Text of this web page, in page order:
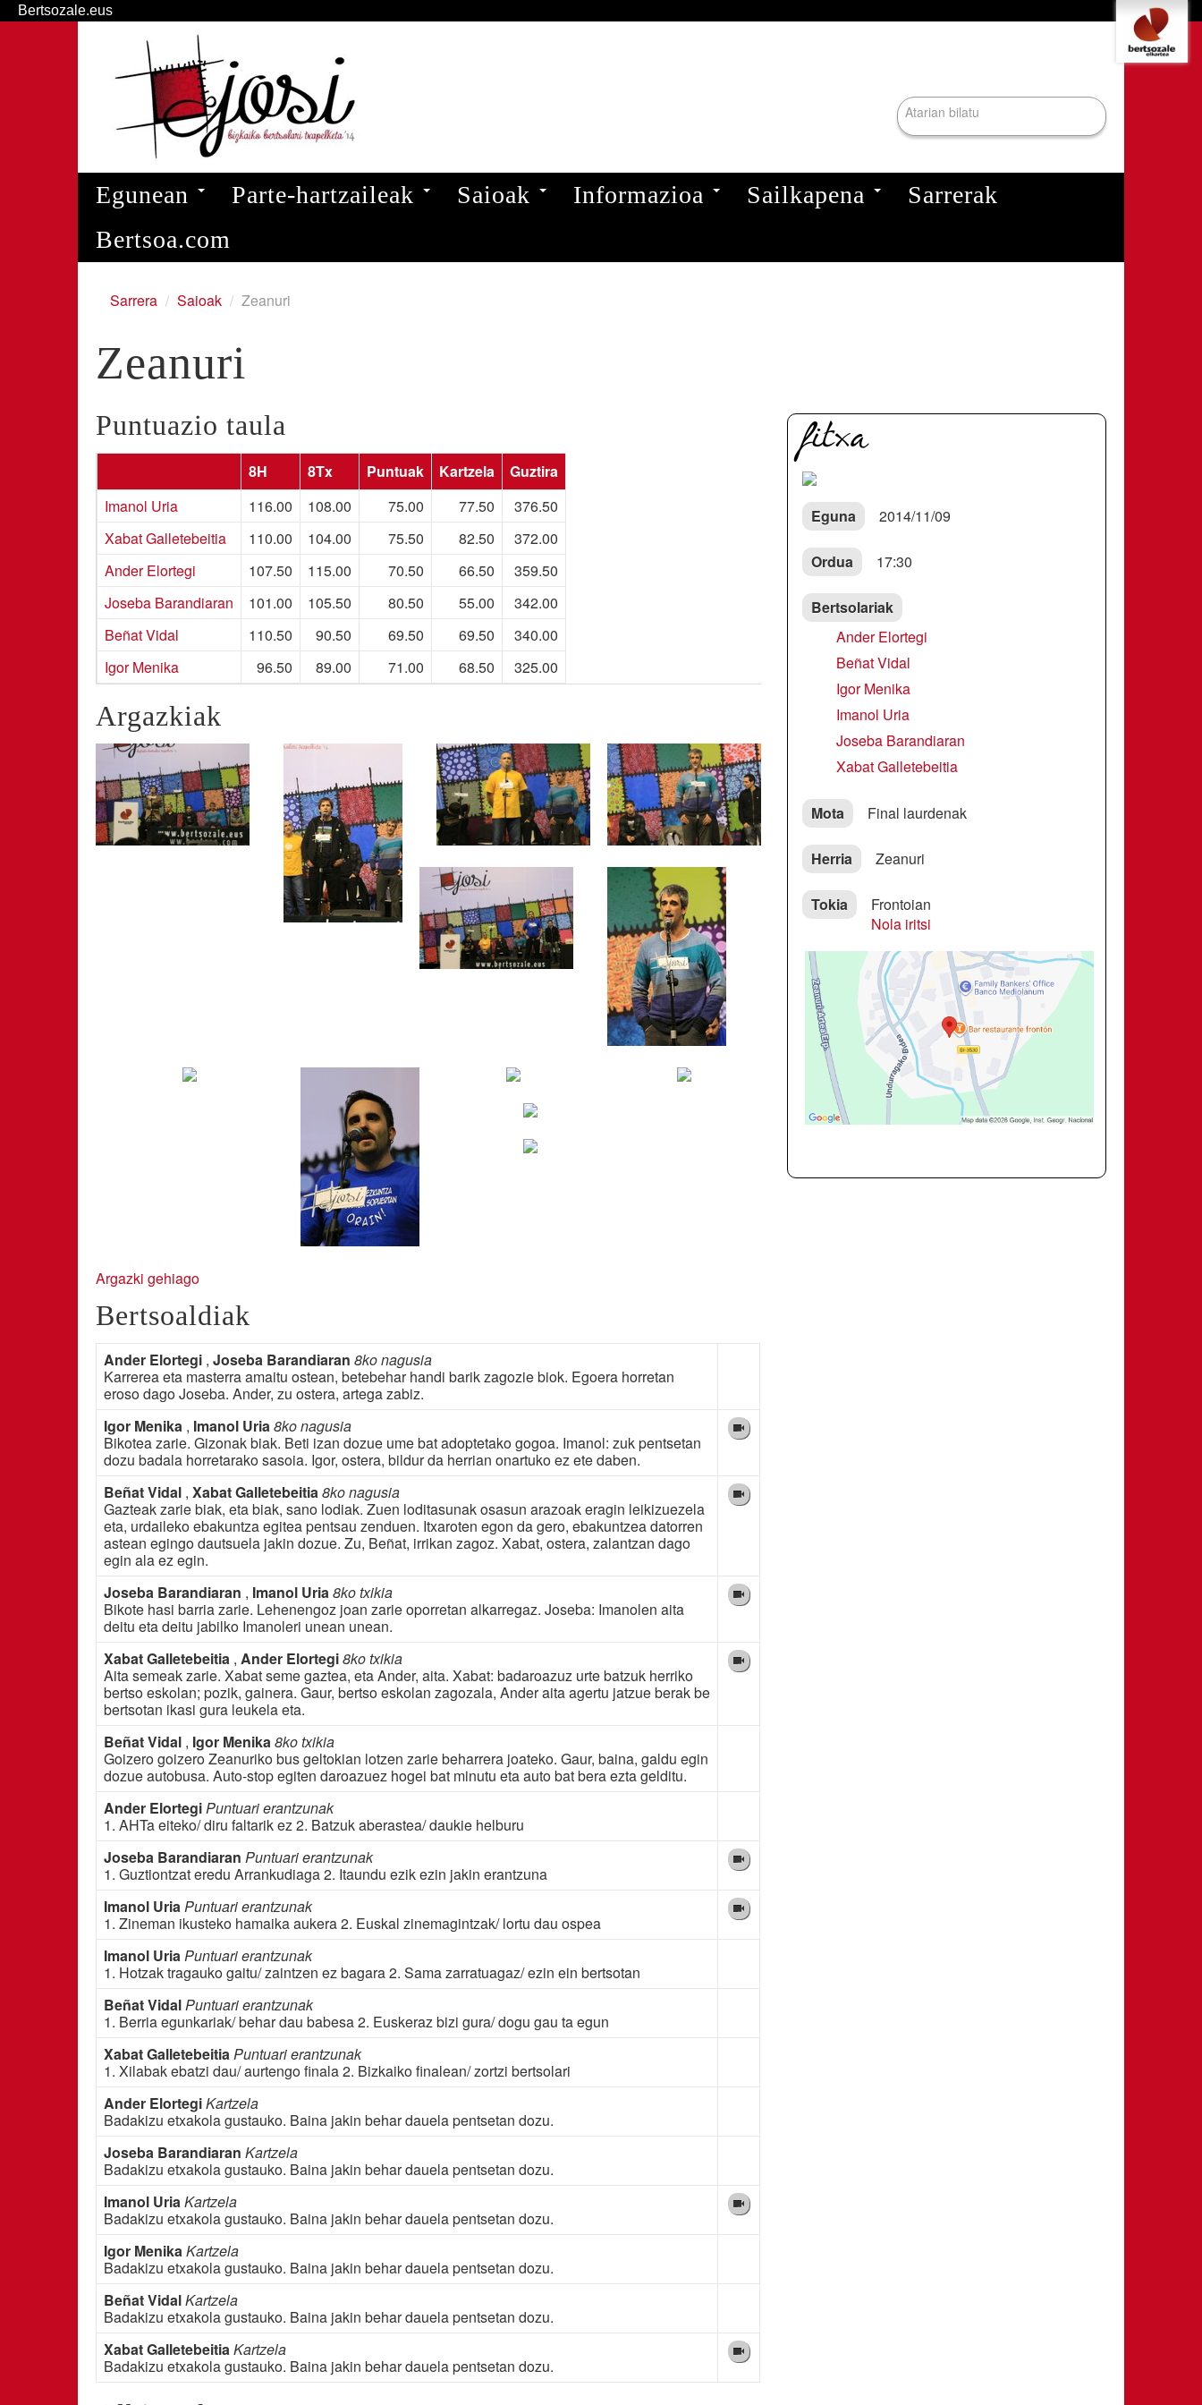
Bertsozale.eus
egin
nabigazioara
Tresna
pertsonalak
Bilatu atarian
aurreratua…
Egunean Parte-hartzaileak Saioak Informazioa Sailkapena
Sarrerak
Bertsoa.com
Sarrera / Saioak / Zeanuri
Zeanuri
Puntuazio taula
8H 8Tx Puntuak Kartzela
Guztira
Imanol Uria
116.00 108.00 75.00 77.50
376.50
Xabat Galletebeitia
110.00 104.00 75.50 82.50
372.00
Ander Elortegi
107.50 115.00 70.50 66.50
359.50
Joseba Barandiaran
101.00 105.50 80.50 55.00
342.00
Beñat Vidal
110.50 90.50 69.50 69.50
340.00
Igor Menika
96.50 89.00 71.00 68.50 325.00
Argazkiak
Argazki gehiago
Bertsoaldiak
Ander Elortegi , Joseba Barandiaran 8ko nagusia
Karrerea eta masterra amaitu ostean, betebehar handi barik zagozie biok. Egoera horretan
eroso dago Joseba. Ander, zu ostera, artega zabiz.
Igor Menika , Imanol Uria8ko nagusia
Bikotea zarie. Gizonak biak. Beti izan dozue ume bat adoptetako gogoa. Imanol: zuk pentsetan
dozu badala horretarako sasoia. Igor, ostera, bildur da herrian onartuko ez ete daben.
Beñat Vidal , Xabat Galletebeitia8ko nagusia
Gazteak zarie biak, eta biak, sano lodiak. Zuen loditasunak osasun arazoak eragin leikizuezela
eta, urdaileko ebakuntza egitea pentsau zenduen. Itxaroten egon da gero, ebakuntzea datorren
astean egingo dautsuela jakin dozue. Zu, Beñat, irrikan zagoz. Xabat, ostera, zalantzan dago
egin ala ez egin.
Joseba Barandiaran , Imanol Uria8ko txikia
Bikote hasi barria zarie. Lehenengoz joan zarie oporretan alkarregaz. Joseba: Imanolen aita
deitu eta deitu jabilko Imanoleri unean unean.
Xabat Galletebeitia , Ander Elortegi8ko txikia
Aita semeak zarie. Xabat seme gaztea, eta Ander, aita. Xabat: badaroazuz urte batzuk herriko
bertso eskolan; pozik, gainera. Gaur, bertso eskolan zagozala, Ander aita agertu jatzue berak be
bertsotan ikasi gura leukela eta.
Beñat Vidal , Igor Menika8ko txikia
Goizero goizero Zeanuriko bus geltokian lotzen zarie beharrera joateko. Gaur, baina, galdu egin
dozue autobusa. Auto-stop egiten daroazuez hogei bat minutu eta auto bat bera ezta gelditu.
Ander ElortegiPuntuari erantzunak
1. AHTa eiteko/ diru faltarik ez 2. Batzuk aberastea/ daukie helburu
Joseba Barandiaran Puntuari erantzunak
1. Guztiontzat eredu Arrankudiaga 2. Itaundu ezik ezin jakin erantzuna
Imanol UriaPuntuari erantzunak
1. Zineman ikusteko hamaika aukera 2. Euskal zinemagintzak/ lortu dau ospea
Imanol UriaPuntuari erantzunak
1. Hotzak tragauko gaitu/ zaintzen ez bagara 2. Sama zarratuagaz/ ezin ein bertsotan
Beñat VidalPuntuari erantzunak
1. Berria egunkariak/ behar dau babesa 2. Euskeraz bizi gura/ dogu gau ta egun
Xabat GalletebeitiaPuntuari erantzunak
1. Xilabak ebatzi dau/ aurtengo finala 2. Bizkaiko finalean/ zortzi bertsolari
Ander ElortegiKartzela
Badakizu etxakola gustauko. Baina jakin behar dauela pentsetan dozu.
Joseba Barandiaran Kartzela
Badakizu etxakola gustauko. Baina jakin behar dauela pentsetan dozu.
Imanol UriaKartzela
Badakizu etxakola gustauko. Baina jakin behar dauela pentsetan dozu.
Igor MenikaKartzela
Badakizu etxakola gustauko. Baina jakin behar dauela pentsetan dozu.
Beñat VidalKartzela
Badakizu etxakola gustauko. Baina jakin behar dauela pentsetan dozu.
Xabat GalletebeitiaKartzela
Badakizu etxakola gustauko. Baina jakin behar dauela pentsetan dozu.
fitxa
Eguna 2014/11/09
Ordua 17:30
Bertsolariak
Ander Elortegi
Beñat Vidal
Igor Menika
Imanol Uria
Joseba Barandiaran
Xabat Galletebeitia
Mota Final laurdenak
Herria Zeanuri
Tokia
Frontoian
Nola iritsi